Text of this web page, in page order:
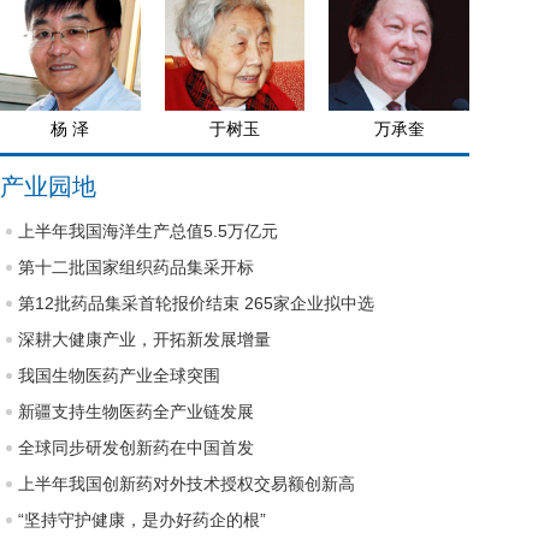
杨 泽 于树玉 万承奎
产业园地
上半年我国海洋生产总值5.5万亿元
第十二批国家组织药品集采开标
第12批药品集采首轮报价结束 265家企业拟中选
深耕大健康产业，开拓新发展增量
我国生物医药产业全球突围
新疆支持生物医药全产业链发展
全球同步研发创新药在中国首发
上半年我国创新药对外技术授权交易额创新高
“坚持守护健康，是办好药企的根”